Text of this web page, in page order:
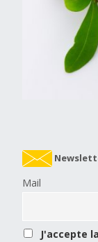
Mail
J'accepte